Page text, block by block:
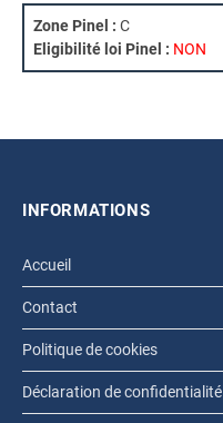
Zone Pinel : C
Eligibilité loi Pinel : NON
INFORMATIONS
Accueil
Contact
Politique de cookies
Déclaration de confidentialité